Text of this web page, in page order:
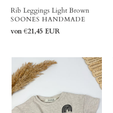
Rib Leggings Light Brown
VERKÄUFER
SOONES HANDMADE
Normaler
von €21,45 EUR
Oversized
Ripp
T-
Shirt
Rainbow